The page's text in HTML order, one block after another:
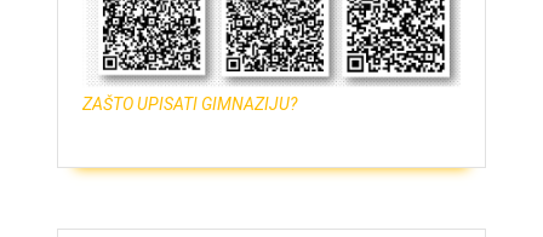
ZAŠTO UPISATI GIMNAZIJU?